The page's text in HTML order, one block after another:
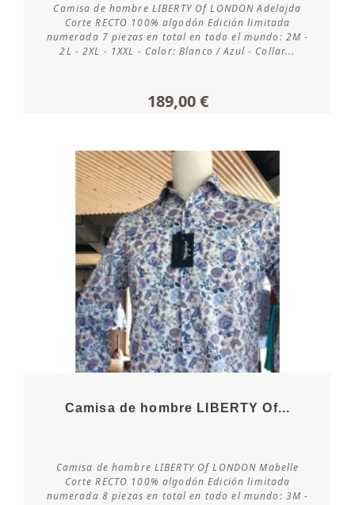
Consultar disponibilidad
Camisa de hombre LIBERTY Of LONDON Adelajda
Corte RECTO 100% algodón Edición limitada
numerada 7 piezas en total en todo el mundo: 2M -
2L - 2XL - 1XXL - Color: Blanco / Azul - Collar...
189,00 €
Consultar disponibilidad
Camisa de hombre LIBERTY Of...
Camisa de hombre LIBERTY Of LONDON Mabelle
Corte RECTO 100% algodón Edición limitada
numerada 8 piezas en total en todo el mundo: 3M -